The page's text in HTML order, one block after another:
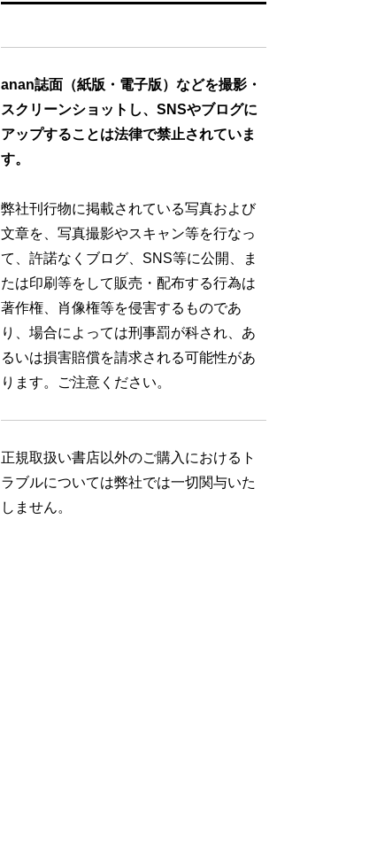
anan誌面（紙版・電子版）などを撮影・
スクリーンショットし、SNSやブログに
アップすることは法律で禁止されていま
す。
弊社刊行物に掲載されている写真および
文章を、写真撮影やスキャン等を行なっ
て、許諾なくブログ、SNS等に公開、ま
たは印刷等をして販売・配布する行為は
著作権、肖像権等を侵害するものであ
り、場合によっては刑事罰が科され、あ
るいは損害賠償を請求される可能性があ
ります。ご注意ください。
正規取扱い書店以外のご購入におけるト
ラブルについては弊社では一切関与いた
しません。